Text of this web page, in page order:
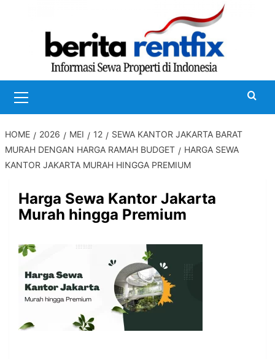
Menu
HOME 2026 MEI 12
SEWA KANTOR JAKARTA BARAT
MURAH DENGAN HARGA RAMAH BUDGET
HARGA SEWA
KANTOR JAKARTA MURAH HINGGA PREMIUM
Harga Sewa Kantor Jakarta
Murah hingga Premium